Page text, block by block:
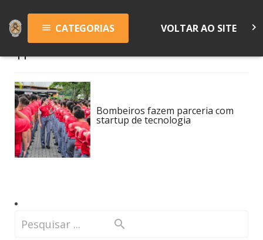
menu CATEGORIAS VOLTAR AO SITE keyboard_arrow_right
TI
Bombeiros fazem parceria com
startup de tecnologia